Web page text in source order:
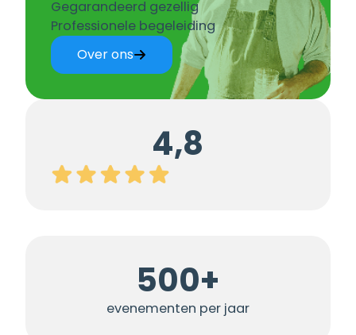
Gegarandeerd gezellig
Professionele begeleiding
Over ons
4,8
500+
evenementen per jaar